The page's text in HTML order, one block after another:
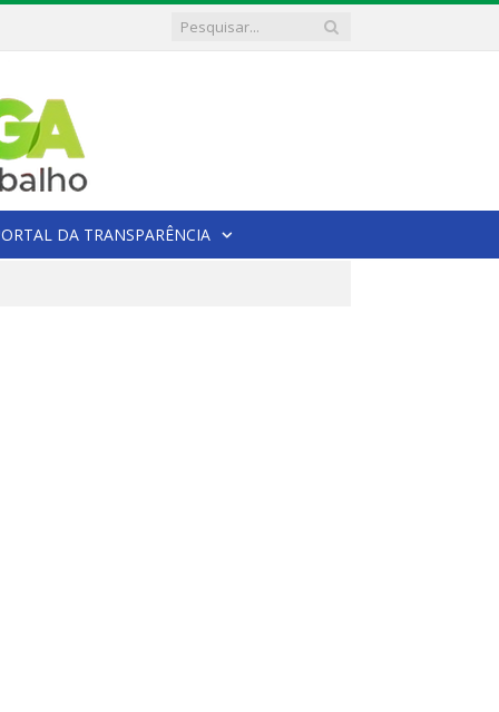
DA TRANSPARÊNCIA